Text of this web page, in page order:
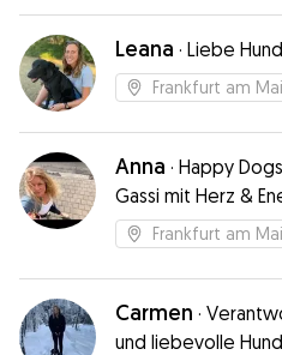
zur Betreuung bei
abgegeben haben.
Kandidat ist, war
finden, der wirklich
Marie uns immer
Sie war kompetent
uns zu einem
uns sehr geholfen.
besseren für
Leana · Liebe
Frankfurt am
Anna · Happy
Gassi mit Herz &
Frankfurt am
Carmen ·
und liebevolle